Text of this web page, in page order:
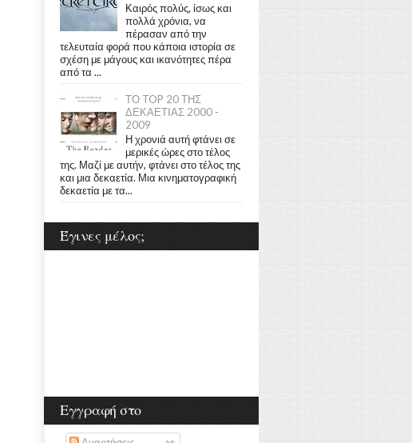
Καιρός πολύς, ίσως και
πολλά χρόνια, να
πέρασαν από την
τελευταία φορά που κάποια ιστορία σε
σχέση με μάγους και ικανότητες πέρα
από τα ...
ΤΟ TOP 20 ΤΗΣ
ΔΕΚΑΕΤΙΑΣ 2000 -
2009
Η χρονιά αυτή φτάνει σε
μερικές ώρες στο τέλος
της. Μαζί με αυτήν, φτάνει στο τέλος της
και μια δεκαετία. Μια κινηματογραφική
δεκαετία με τα...
Έγινες μέλος;
Εγγραφή στο